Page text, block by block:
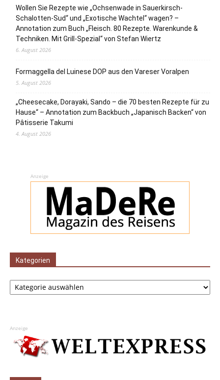
Wollen Sie Rezepte wie „Ochsenwade in Sauerkirsch-
Schalotten-Sud“ und „Exotische Wachtel“ wagen? –
Annotation zum Buch „Fleisch. 80 Rezepte. Warenkunde &
Techniken. Mit Grill-Spezial“ von Stefan Wiertz
6. August 2026
Formaggella del Luinese DOP aus den Vareser Voralpen
5. August 2026
„Cheesecake, Dorayaki, Sando – die 70 besten Rezepte für zu
Hause“ – Annotation zum Backbuch „Japanisch Backen“ von
Pâtisserie Takumi
4. August 2026
Anzeige
Kategorien
Kategorien
Anzeige